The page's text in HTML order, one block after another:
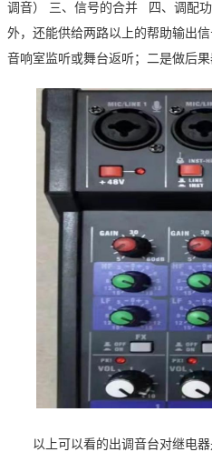
调音）
三、 信号的合并 四、 调配
外， 还能供给两路以上的帮助输出
音响室监听或舞台返听；二是做后果
以上可以看的出调音台对继电